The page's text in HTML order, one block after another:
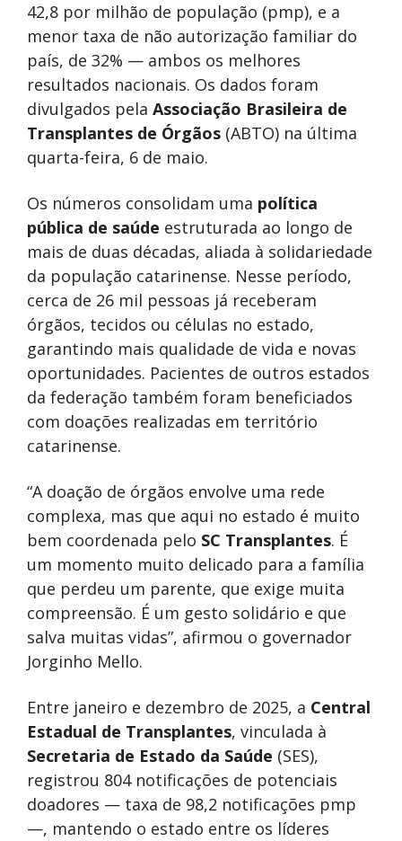
42,8 por milhão de população (pmp), e a
menor taxa de não autorização familiar do
país, de 32% — ambos os melhores
resultados nacionais. Os dados foram
divulgados pela Associação Brasileira de
Transplantes de Órgãos (ABTO) na última
quarta-feira, 6 de maio.
Os números consolidam uma política
pública de saúde estruturada ao longo de
mais de duas décadas, aliada à solidariedade
da população catarinense. Nesse período,
cerca de 26 mil pessoas já receberam
órgãos, tecidos ou células no estado,
garantindo mais qualidade de vida e novas
oportunidades. Pacientes de outros estados
da federação também foram beneficiados
com doações realizadas em território
catarinense.
“A doação de órgãos envolve uma rede
complexa, mas que aqui no estado é muito
bem coordenada pelo SC Transplantes. É
um momento muito delicado para a família
que perdeu um parente, que exige muita
compreensão. É um gesto solidário e que
salva muitas vidas”, afirmou o governador
Jorginho Mello.
Entre janeiro e dezembro de 2025, a Central
Estadual de Transplantes, vinculada à
Secretaria de Estado da Saúde (SES),
registrou 804 notificações de potenciais
doadores — taxa de 98,2 notificações pmp
—, mantendo o estado entre os líderes